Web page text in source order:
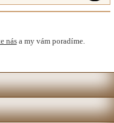
nása my vám poradíme.